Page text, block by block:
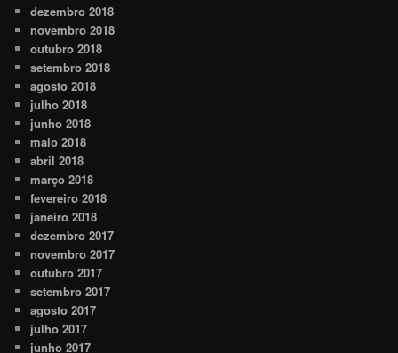
dezembro 2018
novembro 2018
outubro 2018
setembro 2018
agosto 2018
julho 2018
junho 2018
maio 2018
abril 2018
março 2018
fevereiro 2018
janeiro 2018
dezembro 2017
novembro 2017
outubro 2017
setembro 2017
agosto 2017
julho 2017
junho 2017